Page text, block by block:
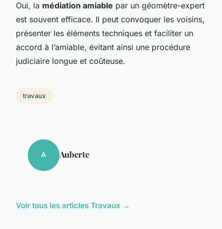
Oui, la médiation amiable par un géomètre-expert
est souvent efficace. Il peut convoquer les voisins,
présenter les éléments techniques et faciliter un
accord à l’amiable, évitant ainsi une procédure
judiciaire longue et coûteuse.
travaux
A Auberte
Voir tous les articles Travaux →